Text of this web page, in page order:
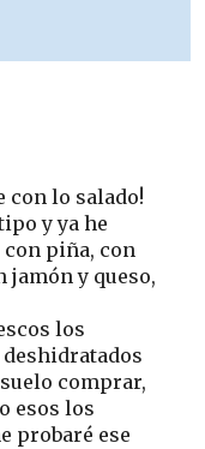
con lo salado!
y ya he
con piña, con
y queso,
los
comprar,
esos los
probaré ese